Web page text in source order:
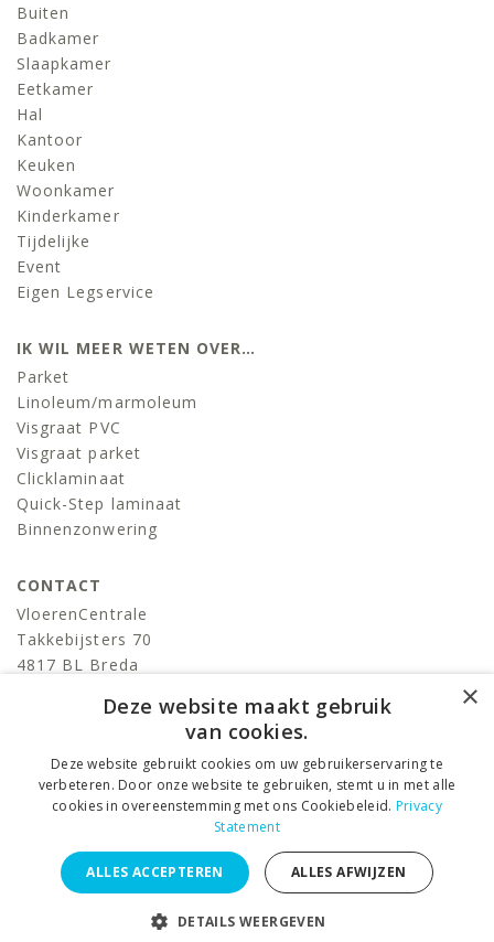
Buiten
Badkamer
Slaapkamer
Eetkamer
Hal
Kantoor
Keuken
Woonkamer
Kinderkamer
Tijdelijke
Event
Eigen Legservice
IK WIL MEER WETEN OVER…
Parket
Linoleum/marmoleum
Visgraat PVC
Visgraat parket
Clicklaminaat
Quick-Step laminaat
Binnenzonwering
CONTACT
VloerenCentrale
Takkebijsters 70
4817 BL Breda
info@devloerencentrale.nl
volg ons
VloerenCentrale © 2026 ALL RIGHTS RESERVED. –Privacy
Statement –Algemene voorwaarden
×
Deze website maakt gebruik
van cookies.
Deze website gebruikt cookies om uw gebruikerservaring te
verbeteren. Door onze website te gebruiken, stemt u in met alle
cookies in overeenstemming met ons Cookiebeleid. Privacy
Statement
ALLES ACCEPTEREN ALLES AFWIJZEN
DETAILS WEERGEVEN